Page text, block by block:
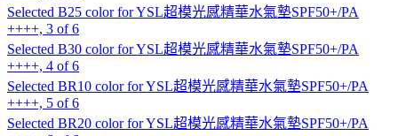
Selected B25 color for YSL超模光感精華水氣墊SPF50+/PA
++++, 3 of 6
Selected B30 color for YSL超模光感精華水氣墊SPF50+/PA
++++, 4 of 6
Selected BR10 color for YSL超模光感精華水氣墊SPF50+/PA
++++, 5 of 6
Selected BR20 color for YSL超模光感精華水氣墊SPF50+/PA